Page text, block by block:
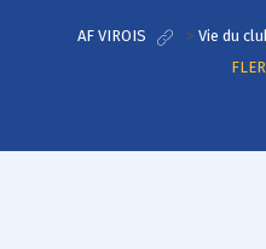
AF VIROIS > Vie du